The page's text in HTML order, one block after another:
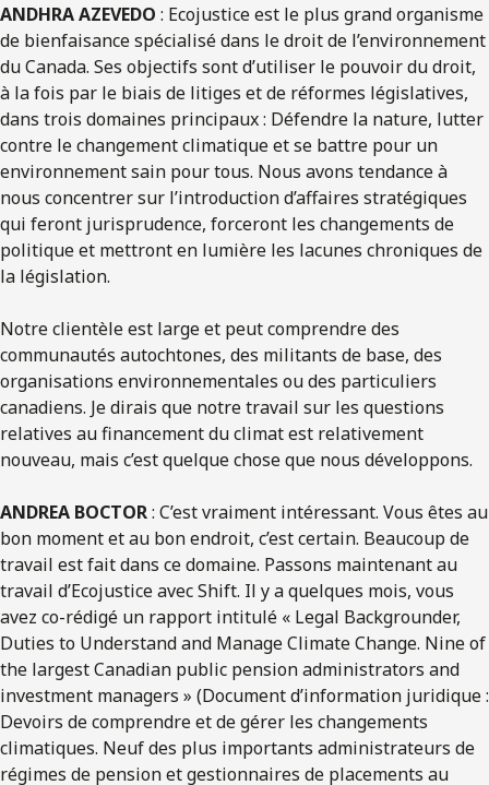
ANDHRA AZEVEDO : Ecojustice est le plus grand organisme
de bienfaisance spécialisé dans le droit de l’environnement
du Canada. Ses objectifs sont d’utiliser le pouvoir du droit,
à la fois par le biais de litiges et de réformes législatives,
dans trois domaines principaux : Défendre la nature, lutter
contre le changement climatique et se battre pour un
environnement sain pour tous. Nous avons tendance à
nous concentrer sur l’introduction d’affaires stratégiques
qui feront jurisprudence, forceront les changements de
politique et mettront en lumière les lacunes chroniques de
la législation.
Notre clientèle est large et peut comprendre des
communautés autochtones, des militants de base, des
organisations environnementales ou des particuliers
canadiens. Je dirais que notre travail sur les questions
relatives au financement du climat est relativement
nouveau, mais c’est quelque chose que nous développons.
ANDREA BOCTOR: C’est vraiment intéressant. Vous êtes au
bon moment et au bon endroit, c’est certain. Beaucoup de
travail est fait dans ce domaine. Passons maintenant au
travail d’Ecojustice avec Shift. Il y a quelques mois, vous
avez co-rédigé un rapport intitulé « Legal Backgrounder,
Duties to Understand and Manage Climate Change. Nine of
the largest Canadian public pension administrators and
investment managers » (Document d’information juridique :
Devoirs de comprendre et de gérer les changements
climatiques. Neuf des plus importants administrateurs de
régimes de pension et gestionnaires de placements au